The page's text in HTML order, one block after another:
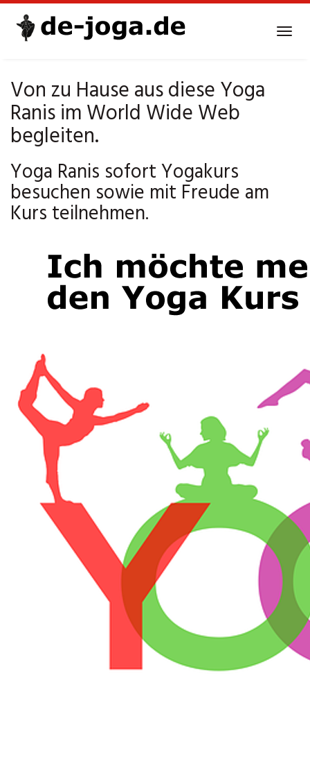
Von zu Hause aus diese Yoga
Ranis im World Wide Web
begleiten.
Yoga Ranis sofort Yogakurs
besuchen sowie mit Freude am
Kurs teilnehmen.